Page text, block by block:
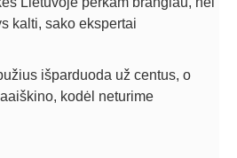
kalti, sako ekspertai
išparduoda už centus, o
kodėl neturime